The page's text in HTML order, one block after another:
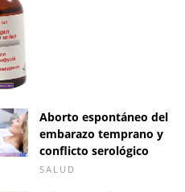
Aborto espontáneo del
embarazo temprano y
conflicto serológico
SALUD